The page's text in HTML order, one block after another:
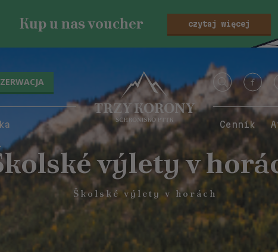
Kup u nas voucher czytaj więcej
Cenník
výlety v
Školské výlety v horách